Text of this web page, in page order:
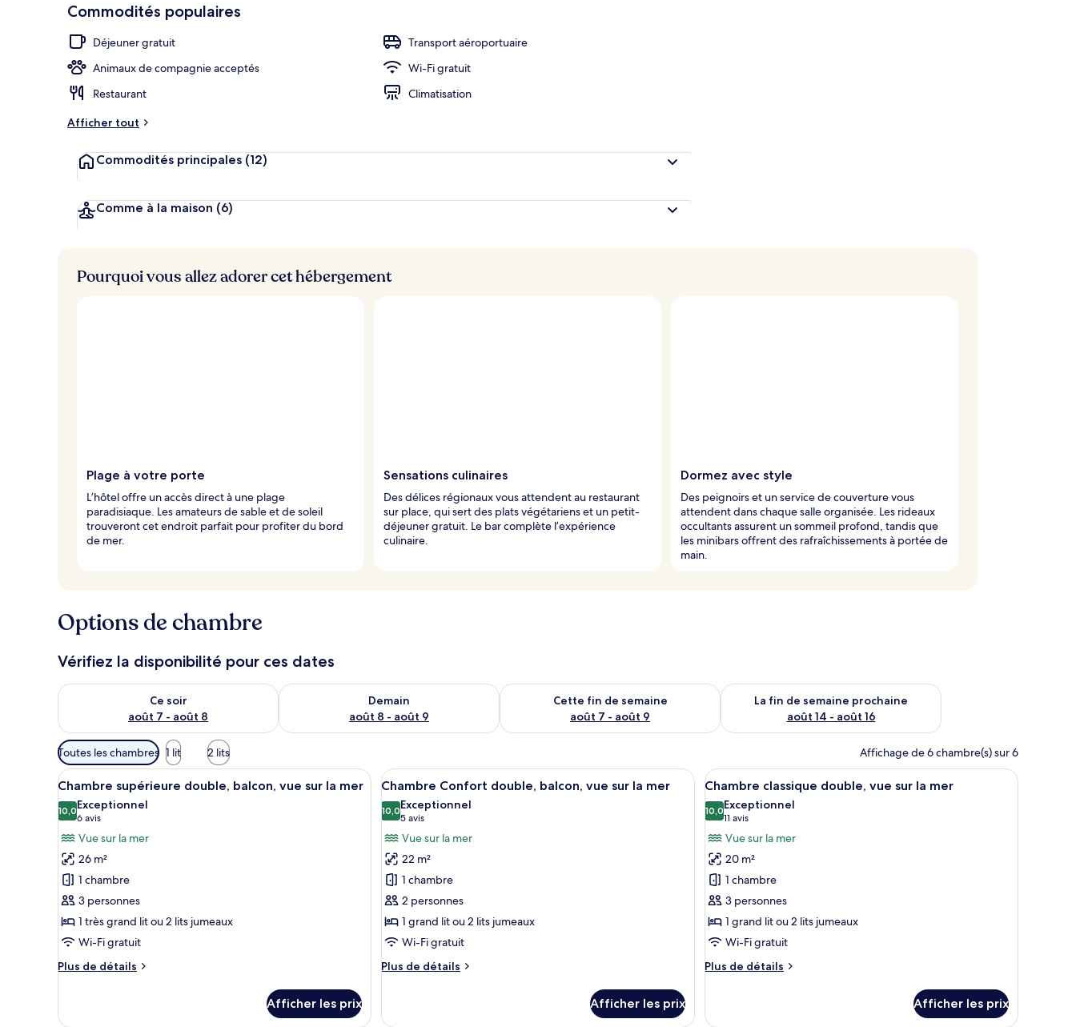
des
e
n
é
Commodités populaires
Déjeuner gratuit
Transport aéroportuaire
Animaux de compagnie acceptés
Wi-Fi gratuit
Restaurant
Climatisation
Afficher tout
Commodités principales (12)
Comme à la maison (6)
Pourquoi vous allez adorer cet hébergement
Plage à votre porte
L’hôtel offre un accès direct à une plage
paradisiaque. Les amateurs de sable et de soleil
trouveront cet endroit parfait pour profiter du bord
de mer.
Sensations culinaires
Des délices régionaux vous attendent au restaurant
sur place, qui sert des plats végétariens et un petit-
déjeuner gratuit. Le bar complète l’expérience
culinaire.
Dormez avec style
Des peignoirs et un service de couverture vous
attendent dans chaque salle organisée. Les rideaux
occultants assurent un sommeil profond, tandis que
les minibars offrent des rafraîchissements à portée de
main.
Options de chambre
Vérifiez la disponibilité pour ces dates
Ce soir
août 7 - août 8
Vérifier la disponibilité pour ce soir août 7 - août 8
Demain
août 8 - août 9
Vérifier la disponibilité pour demain août 8 - août 9
Cette fin de semaine
août 7 - août 9
Vérifier la disponibilité pour cette fin de semaine août 7 - août 9
La fin de semaine prochaine
août 14 - août 16
Vérifier la disponibilité pour la fin de semaine prochaine août
Filtres
disponibles
pour
les
chambres
Toutes les chambres 1 lit 2 lits Affichage de 6 chambre(s) sur 6
Afficher
toutes
les
photos
pour
ce
type
de
chambre :
Chambre
supérieure
vue
Une chambre d’hôtel comprenant un lit, un bureau, une chaise, une télévision et un balcon avec vue sur la mer.
15
Chambre supérieure double, balcon, vue sur la mer
10,010,0 sur 10
Exceptionnel
6 avis
(6 avis)
Vue sur la mer
26 m²
1 chambre
3 personnes
1 très grand lit ou 2 lits jumeaux
Wi-Fi gratuit
Plus de détails
Plus
Chambre
Afficher les prix
Afficher
toutes
les
photos
pour
ce
type
de
chambre :
Chambre
Confort
vue
Une chambre d’hôtel avec un lit, un bureau et une vue sur la mer.
6
Chambre Confort double, balcon, vue sur la mer
10,010,0 sur 10
Exceptionnel
5 avis
(5 avis)
Vue sur la mer
22 m²
1 chambre
2 personnes
1 grand lit ou 2 lits jumeaux
Wi-Fi gratuit
Plus de détails
Plus
Chambre
Afficher les prix
Afficher
toutes
les
photos
pour
ce
type
de
chambre :
Chambre
classique
sur
Une chambre à coucher avec un lit, des
8
Chambre classique double, vue sur la mer
10,010,0 sur 10
Exceptionnel
11 avis
(11 avis)
Vue sur la mer
20 m²
1 chambre
3 personnes
1 grand lit ou 2 lits jumeaux
Wi-Fi gratuit
Plus de détails
Plus
Chambre
Afficher les prix